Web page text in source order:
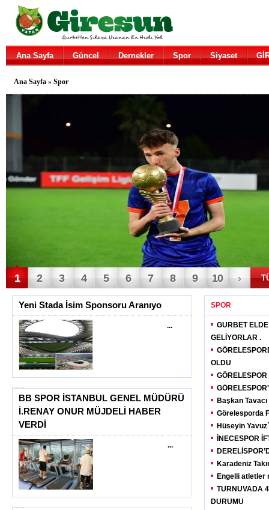
Ana Sayfa Güncel Dernekler Spor Siyaset
Ana Sayfa » Spor
›
1 2 3 4 5 6 7 8 9 10
Yeni Stada İsim Sponsoru Aranıyo
...
BB SPOR İSTANBUL GENEL MÜDÜRÜ
İ.RENAY ONUR MÜJDELİ HABER
VERDİ
...
SPOR
GURBET
GELİYORLAR .
OLDU
Başkan
Görelesporda
Hüseyin
İNECESPOR
Karadeniz
Engelli atletler
TURNUVADA
DURUMU